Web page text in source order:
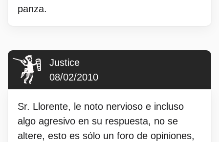
panza.
Justice
08/02/2010
Sr. Llorente, le noto nervioso e incluso
algo agresivo en su respuesta, no se
altere, esto es sólo un foro de opiniones,